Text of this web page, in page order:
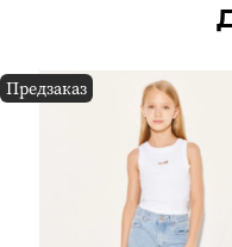
Предзаказ